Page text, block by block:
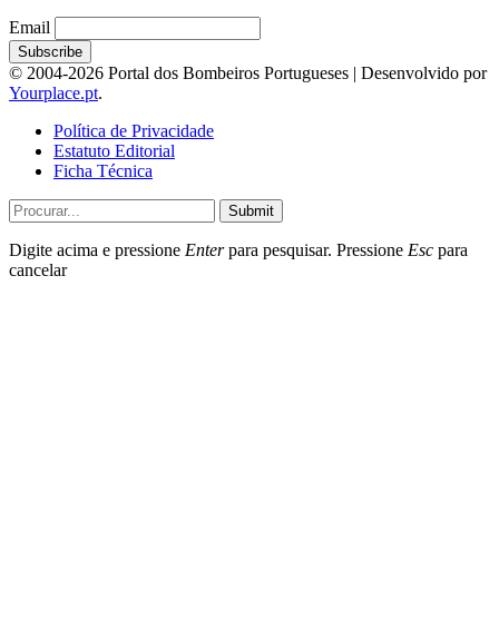
Email
© 2004-2026 Portal dos Bombeiros Portugueses | Desenvolvido por
Yourplace.pt.
Política de Privacidade
Estatuto Editorial
Ficha Técnica
Submit
Digite acima e pressione Enterpara pesquisar. Pressione Esc para
cancelar